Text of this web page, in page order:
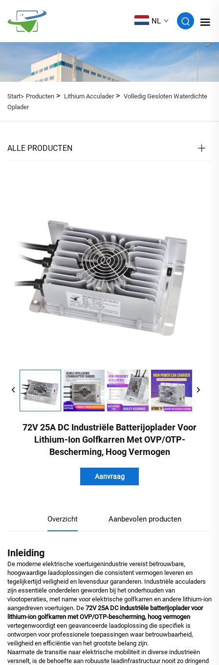
NL
Start> Producten > Lithium Acculader> Volledig Gesloten Waterdichte
Oplader
ALLE PRODUCTEN
72V 25A DC Industriële Batterijoplader Voor
Lithium-Ion Golfkarren Met OVP/OTP-
Bescherming, Hoog Vermogen
Aanvraag
Overzicht Aanbevolen producten
Inleiding
De moderne elektrische voertuigenindustrie vereist betrouwbare,
hoogwaardige laadoplossingen die consistent vermogen leveren en
tegelijkertijd veiligheid en levensduur garanderen. Industriële acculaders
zijn essentiële onderdelen geworden bij het onderhouden van
vlootoperaties, met name voor elektrische golfkarren en andere lithium-ion
aangedreven voertuigen. De 72V 25A DC industriële batterijoplader voor
lithium-ion golfkarren met OVP/OTP-bescherming, hoog vermogen
vertegenwoordigt een geavanceerde laadoplossing die specifiek is
ontworpen voor professionele toepassingen waar betrouwbaarheid,
veiligheid en efficiëntie van het grootste belang zijn.
Naarmate de transitie naar elektrische mobiliteit in diverse industrieën
versnelt, is de behoefte aan robuuste laadinfrastructuur nooit zo dringend